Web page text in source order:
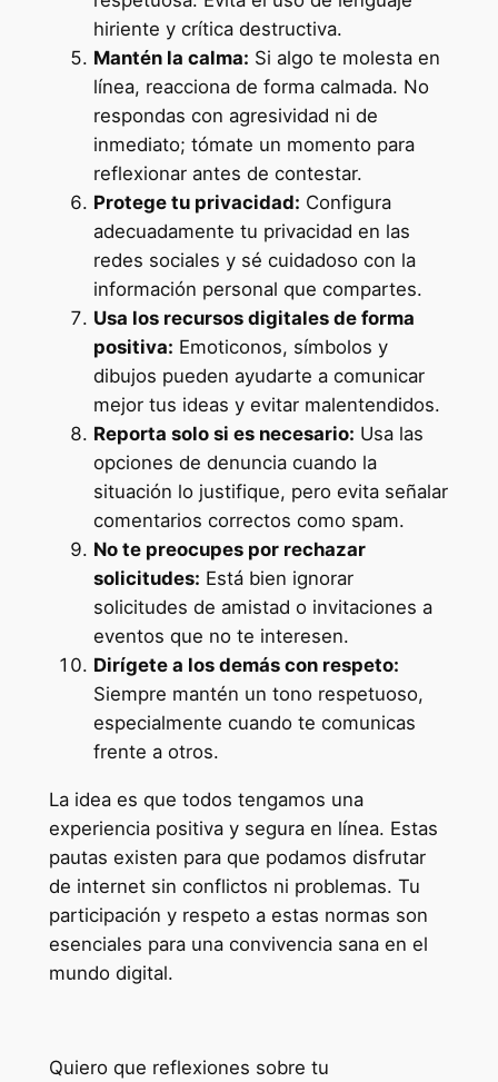
hiriente y crítica destructiva.
Mantén la calma: Si algo te molesta en
línea, reacciona de forma calmada. No
respondas con agresividad ni de
inmediato; tómate un momento para
reflexionar antes de contestar.
Protege tu privacidad: Configura
adecuadamente tu privacidad en las
redes sociales y sé cuidadoso con la
información personal que compartes.
Usa los recursos digitales de forma
positiva: Emoticonos, símbolos y
dibujos pueden ayudarte a comunicar
mejor tus ideas y evitar malentendidos.
Reporta solo si es necesario: Usa las
opciones de denuncia cuando la
situación lo justifique, pero evita señalar
comentarios correctos como spam.
No te preocupes por rechazar
solicitudes: Está bien ignorar
solicitudes de amistad o invitaciones a
eventos que no te interesen.
Dirígete a los demás con respeto:
Siempre mantén un tono respetuoso,
especialmente cuando te comunicas
frente a otros.
La idea es que todos tengamos una
experiencia positiva y segura en línea. Estas
pautas existen para que podamos disfrutar
de internet sin conflictos ni problemas. Tu
participación y respeto a estas normas son
esenciales para una convivencia sana en el
mundo digital.
Quiero que reflexiones sobre tu